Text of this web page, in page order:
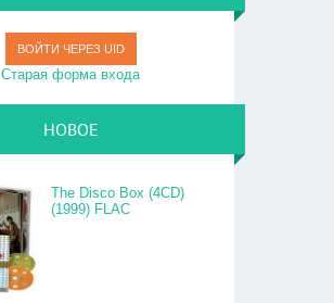
ВОЙТИ ЧЕРЕЗ UID
Старая форма входа
НОВОЕ
The Disco Box (4CD)
(1999) FLAC